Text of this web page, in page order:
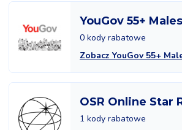
YouGov 55+ Males
0 kody rabatowe
Zobacz YouGov 55+
OSR Online Star
1 kody rabatowe